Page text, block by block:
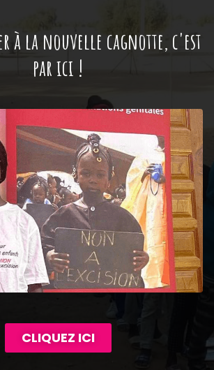
à la nouvelle cagnotte, c'est
par ici !
CLIQUEZ ICI